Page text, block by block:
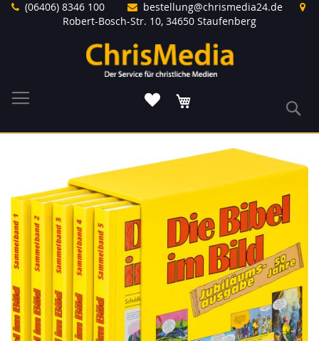
Direkt(06406) 8346 100
bestellung@chrismedia24.de
Robert-Bosch-Str. 10, 34650 Staufenberg
Bildergalerie
springen